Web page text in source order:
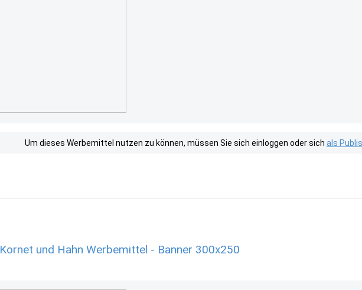
Um dieses Werbemittel nutzen zu können, müssen Sie sich einloggen oder sich als
Kornet und Hahn Werbemittel - Banner 300x250